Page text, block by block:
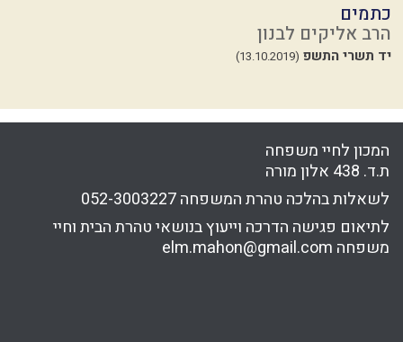
כתמים
הרב אליקים לבנון
יד תשרי התשפ (13.10.2019)
המכון לחיי משפחה
ת.ד. 438 אלון מורה
לשאלות בהלכה טהרת המשפחה052-3003227
לתיאום פגישה הדרכה וייעוץ בנושאי טהרת הבית וחיי
משפחה elm.mahon@gmail.com